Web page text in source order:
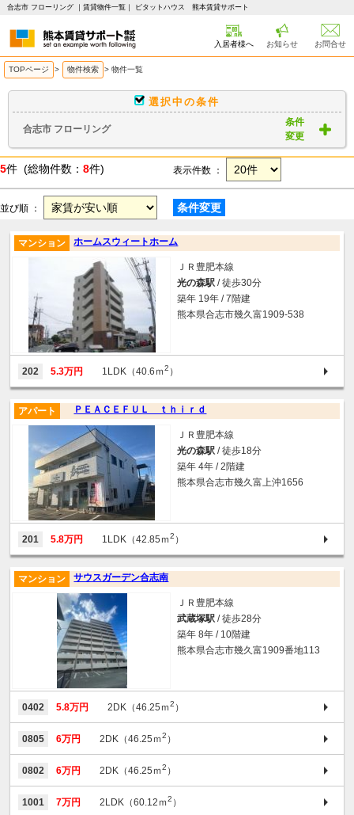
合志市 フローリング ｜賃貸物件一覧｜ ピタットハウス 熊本賃貸サポート
入居者様へ お知らせ お問合せ
TOPページ > 物件検索 > 物件一覧
選択中の条件
合志市 フローリング
条件
変更
5件 (総物件数： 8件) 表示件数 ：
並び順 ： 条件変更
ホームスウィートホーム
マンション
ＪＲ豊肥本線
光の森駅 / 徒歩30分
築年 19年 / 7階建
熊本県合志市幾久富1909-538
202 5.3万円 1LDK（40.6ｍ2 ）
ＰＥＡＣＥＦＵＬ ｔｈｉｒｄ
アパート
ＪＲ豊肥本線
光の森駅 / 徒歩18分
築年 4年 / 2階建
熊本県合志市幾久富上沖1656
201 5.8万円 1LDK（42.85ｍ2 ）
サウスガーデン合志南
マンション
ＪＲ豊肥本線
武蔵塚駅 / 徒歩28分
築年 8年 / 10階建
熊本県合志市幾久富1909番地113
0402 5.8万円 2DK（46.25ｍ2 ）
0805 6万円 2DK（46.25ｍ2 ）
0802 6万円 2DK（46.25ｍ2 ）
1001 7万円 2LDK（60.12ｍ2 ）